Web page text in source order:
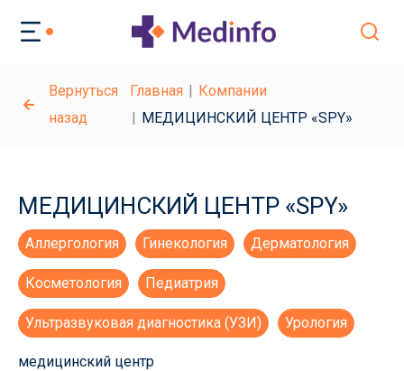
Вернуться
назад
Главная
Компании
МЕДИЦИНСКИЙ ЦЕНТР «SPY»
МЕДИЦИНСКИЙ ЦЕНТР «SPY»
Аллергология Гинекология Дерматология
Косметология Педиатрия
Ультразвуковая диагностика (УЗИ) Урология
медицинский центр